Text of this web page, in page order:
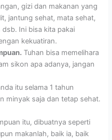
gizi dan makanan yang
jantung sehat, mata sehat,
Ini bisa kita pakai
kekuatiran.
Tuhan bisa memelihara
sikon apa adanya, jangan
itu selama 1 tahun
minyak saja dan tetap sehat.
itu, dibuatnya seperti
makanlah, baik ia, baik